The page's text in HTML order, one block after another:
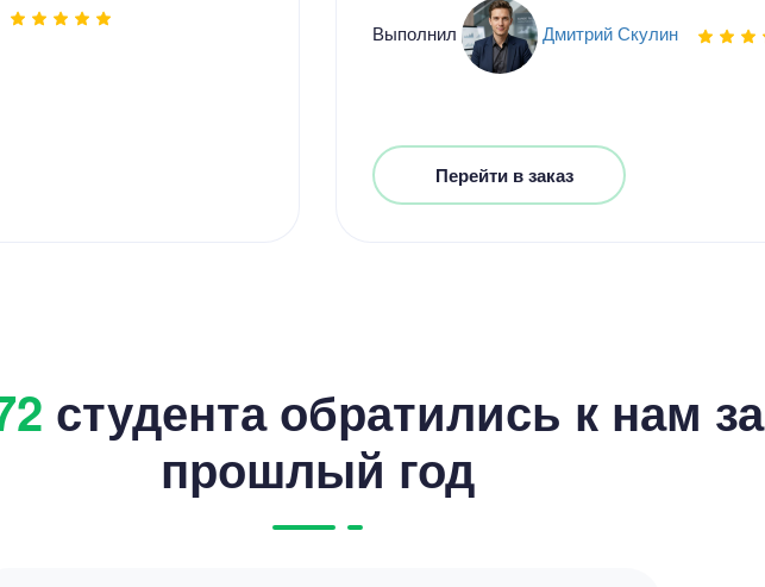
Выполнил Дмитрий Скулин
Перейти в заказ
студента обратились к нам за
прошлый год